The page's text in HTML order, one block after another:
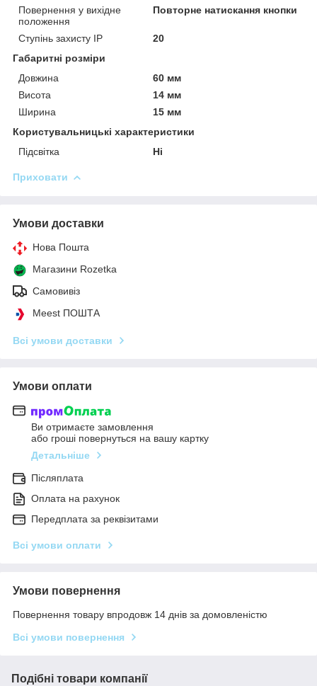
Повернення у вихідне
положення
Повторне натискання кнопки
Ступінь захисту IP
20
Габаритні розміри
Довжина
60 мм
Висота
14 мм
Ширина
15 мм
Користувальницькі характеристики
Підсвітка
Ні
Приховати
Умови доставки
Нова Пошта
Магазини Rozetka
Самовивіз
Meest ПОШТА
Всі умови доставки
Умови оплати
Ви отримаєте замовлення
або гроші повернуться на вашу картку
Детальніше
Післяплата
Оплата на рахунок
Передплата за реквізитами
Всі умови оплати
Умови повернення
Повернення товару впродовж 14 днів за домовленістю
Всі умови повернення
Подібні товари компанії